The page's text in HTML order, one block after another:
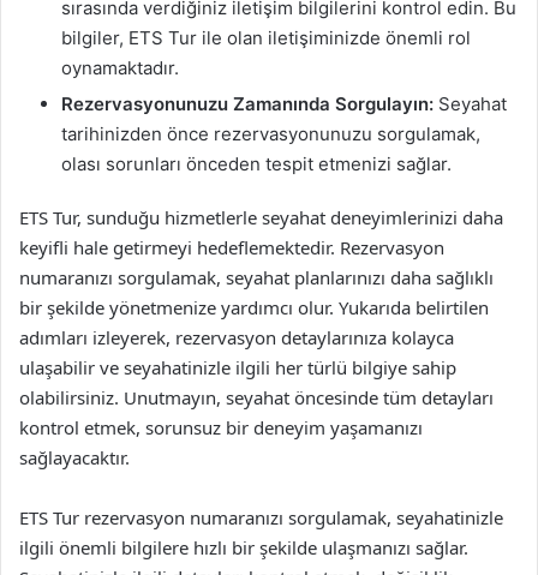
sırasında verdiğiniz iletişim bilgilerini kontrol edin. Bu
bilgiler, ETS Tur ile olan iletişiminizde önemli rol
oynamaktadır.
Rezervasyonunuzu Zamanında Sorgulayın: Seyahat
tarihinizden önce rezervasyonunuzu sorgulamak,
olası sorunları önceden tespit etmenizi sağlar.
ETS Tur, sunduğu hizmetlerle seyahat deneyimlerinizi daha
keyifli hale getirmeyi hedeflemektedir. Rezervasyon
numaranızı sorgulamak, seyahat planlarınızı daha sağlıklı
bir şekilde yönetmenize yardımcı olur. Yukarıda belirtilen
adımları izleyerek, rezervasyon detaylarınıza kolayca
ulaşabilir ve seyahatinizle ilgili her türlü bilgiye sahip
olabilirsiniz. Unutmayın, seyahat öncesinde tüm detayları
kontrol etmek, sorunsuz bir deneyim yaşamanızı
sağlayacaktır.
ETS Tur rezervasyon numaranızı sorgulamak, seyahatinizle
ilgili önemli bilgilere hızlı bir şekilde ulaşmanızı sağlar.